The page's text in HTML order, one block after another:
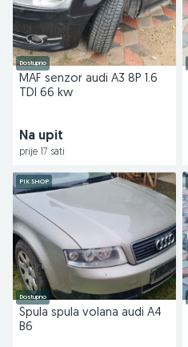
Dostupno
MAF senzor audi A3 8P 1.6
TDI 66 kw
Na upit
prije 17 sati
PIK SHOP
Dostupno
Špula spula volana audi A4
B6